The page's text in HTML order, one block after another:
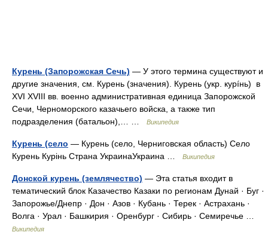
Курень (Запорожская Сечь) — У этого термина существуют и
другие значения, см. Курень (значения). Курень (укр. курíнь) в
XVI XVIII вв. военно административная единица Запорожской
Сечи, Черноморского казачьего войска, а также тип
подразделения (батальон),… …
Википедия
Курень (село — Курень (село, Черниговская область) Село
Курень Курінь Страна УкраинаУкраина …
Википедия
Донской курень (землячество) — Эта статья входит в
тематический блок Казачество Казаки по регионам Дунай · Буг ·
Запорожье/Днепр · Дон · Азов · Кубань · Терек · Астрахань ·
Волга · Урал · Башкирия · Оренбург · Сибирь · Семиречье …
Википедия